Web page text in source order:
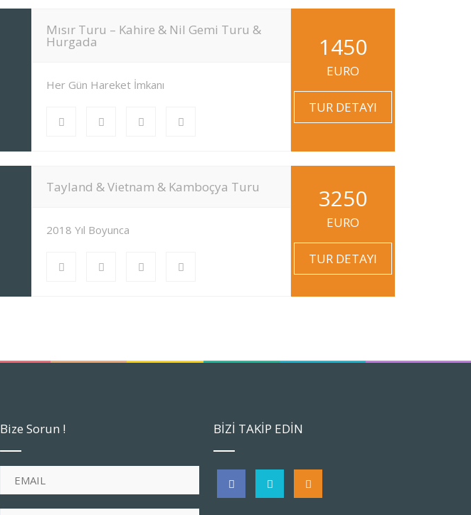
Mısır Turu – Kahire & Nil Gemi Turu &
Hurgada
Her Gün Hareket İmkanı
1450
EURO
TUR DETAYI
Tayland & Vietnam & Kamboçya Turu
2018 Yıl Boyunca
3250
EURO
TUR DETAYI
Bize Sorun ! BİZİ TAKİP EDİN